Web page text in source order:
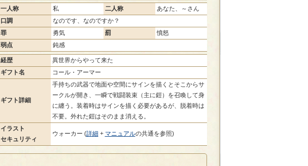
一人称 私 二人称
あなた、～さん
口調
なのです、なのですか？
罪
勇気 罰
憤怒
弱点
鈍感
経歴
異世界からやって来た
ギフト名
コール・アーマー
ギフト詳細
手持ちの武器で地面や空間にサインを描くとそこからサ
ークルが開き、一瞬で戦闘装束（主に鎧）を召喚して身
に纏う。装着時はサインを描く必要があるが、脱着時は
不要。外れた鎧はそのまま消える。
イラスト
セキュリティ
ウォーカー (詳細 + マニュアルの共通を参照)